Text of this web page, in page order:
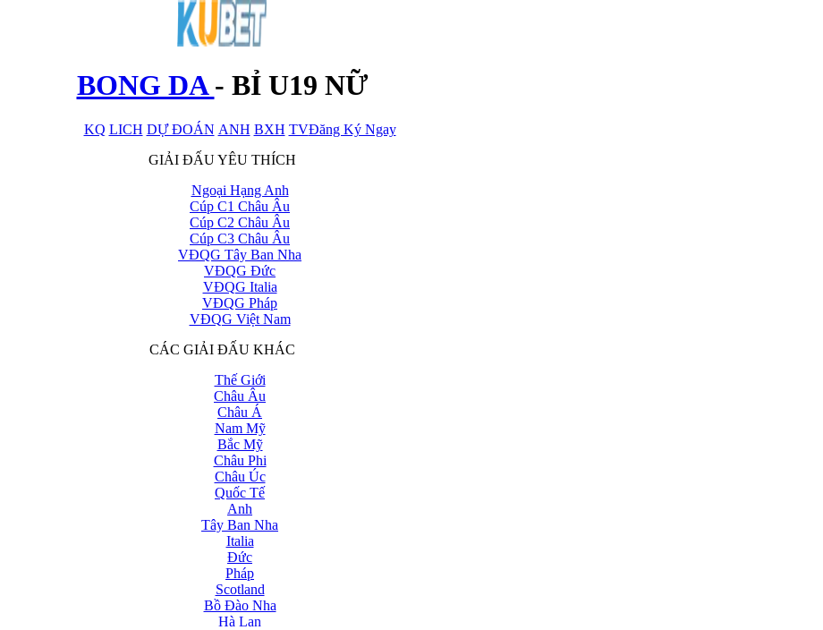
BONG DA- BỈ U19 NỮ
KQ LICH DỰ ĐOÁN ANH BXH TVĐăng Ký Ngay
x
GIẢI ĐẤU YÊU THÍCH
Ngoại Hạng Anh
Cúp C1 Châu Âu
Cúp C2 Châu Âu
Cúp C3 Châu Âu
VĐQG Tây Ban Nha
VĐQG Đức
VĐQG Italia
VĐQG Pháp
VĐQG Việt Nam
CÁC GIẢI ĐẤU KHÁC
Thế Giới
Châu Âu
Châu Á
Nam Mỹ
Bắc Mỹ
Châu Phi
Châu Úc
Quốc Tế
Anh
Tây Ban Nha
Italia
Đức
Pháp
Scotland
Bồ Đào Nha
Hà Lan